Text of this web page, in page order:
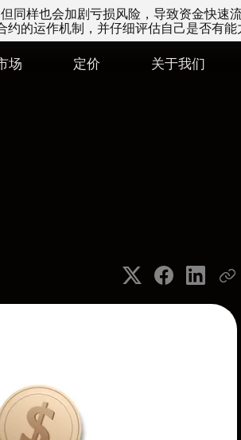
样也会加剧亏损风险，导致资金快速流
的运作机制，并仔细评估自己是否有能
场 定价 关于我们